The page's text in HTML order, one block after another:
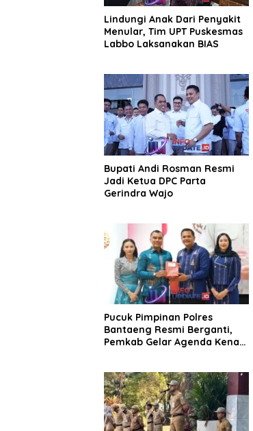
Lindungi Anak Dari Penyakit
Menular, Tim UPT Puskesmas
Labbo Laksanakan BIAS
Bupati Andi Rosman Resmi
Jadi Ketua DPC Parta
Gerindra Wajo
Pucuk Pimpinan Polres
Bantaeng Resmi Berganti,
Pemkab Gelar Agenda Kenal